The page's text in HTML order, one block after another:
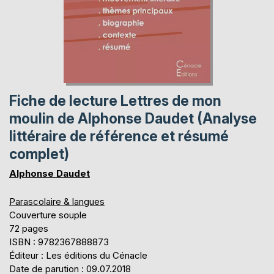
Fiche de lecture Lettres de mon
moulin de Alphonse Daudet (Analyse
littéraire de référence et résumé
complet)
Alphonse Daudet
Parascolaire & langues
Couverture souple
72 pages
ISBN : 9782367888873
Éditeur : Les éditions du Cénacle
Date de parution : 09.07.2018